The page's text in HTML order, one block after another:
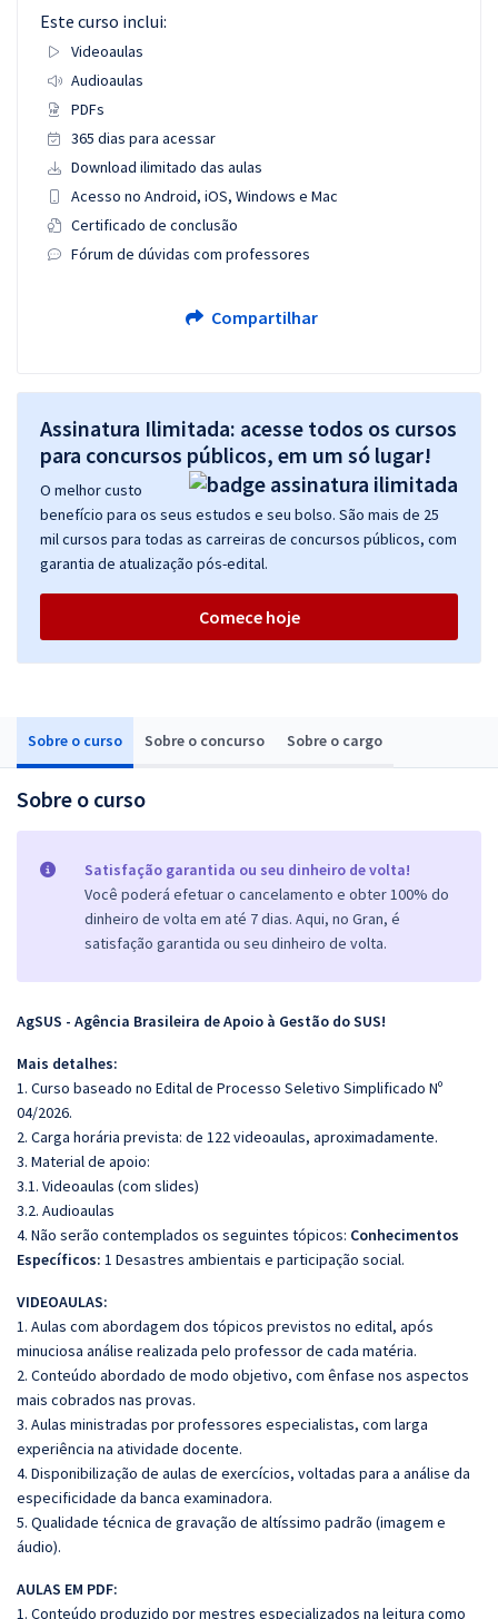
Sobre o curso Sobre o concurso Sobre o cargo
Sobre o curso
Satisfação garantida ou seu dinheiro de volta!
Você poderá efetuar o cancelamento e obter 100% do
dinheiro de volta em até 7 dias. Aqui, no Gran, é
satisfação garantida ou seu dinheiro de volta.
AgSUS - Agência Brasileira de Apoio à Gestão do SUS!
Mais detalhes:
1. Curso baseado no Edital de Processo Seletivo Simplificado Nº
04/2026.
2. Carga horária prevista: de 122 videoaulas, aproximadamente.
3. Material de apoio:
3.1. Videoaulas (com slides)
3.2. Audioaulas
4. Não serão contemplados os seguintes tópicos: Conhecimentos
Específicos: 1 Desastres ambientais e participação social.
VIDEOAULAS:
1. Aulas com abordagem dos tópicos previstos no edital, após
minuciosa análise realizada pelo professor de cada matéria.
2. Conteúdo abordado de modo objetivo, com ênfase nos aspectos
mais cobrados nas provas.
3. Aulas ministradas por professores especialistas, com larga
experiência na atividade docente.
4. Disponibilização de aulas de exercícios, voltadas para a análise da
especificidade da banca examinadora.
5. Qualidade técnica de gravação de altíssimo padrão (imagem e
áudio).
AULAS EM PDF:
1. Conteúdo produzido por mestres especializados na leitura como
Este curso inclui:
Videoaulas
Audioaulas
PDFs
365 dias para acessar
Download ilimitado das aulas
Acesso no Android, iOS, Windows e Mac
Certificado de conclusão
Fórum de dúvidas com professores
Compartilhar
Assinatura Ilimitada: acesse todos os cursos
para concursos públicos, em um só lugar!
O melhor custo
benefício para os seus estudos e seu bolso. São mais de 25
mil cursos para todas as carreiras de concursos públicos, com
garantia de atualização pós-edital.
Comece hoje